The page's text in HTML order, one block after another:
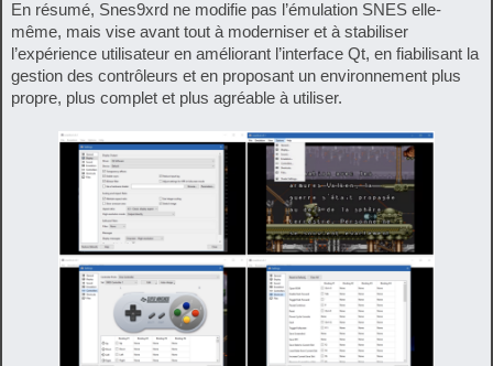
En résumé, Snes9xrd ne modifie pas l’émulation SNES elle-
même, mais vise avant tout à moderniser et à stabiliser
l’expérience utilisateur en améliorant l’interface Qt, en fiabilisant la
gestion des contrôleurs et en proposant un environnement plus
propre, plus complet et plus agréable à utiliser.